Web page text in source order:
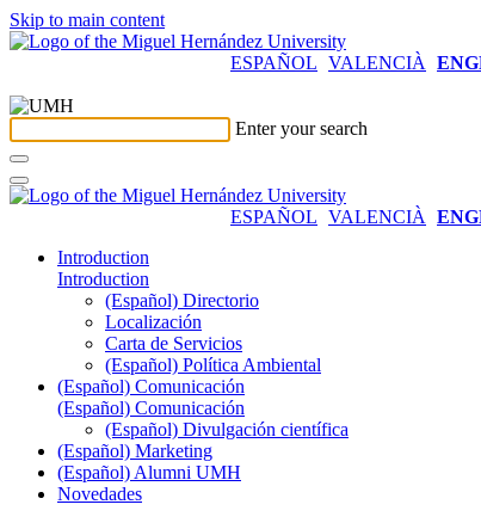
Skip to main content
ESPAÑOL VALENCIÀ
Enter your search
ESPAÑOL VALENCIÀ
Introduction
Introduction
(Español) Directorio
Localización
Carta de Servicios
(Español) Política Ambiental
(Español) Comunicación
(Español) Comunicación
(Español) Divulgación científica
(Español) Marketing
(Español) Alumni UMH
Novedades